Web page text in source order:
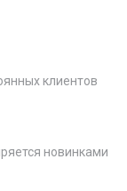
клиентов
новинками